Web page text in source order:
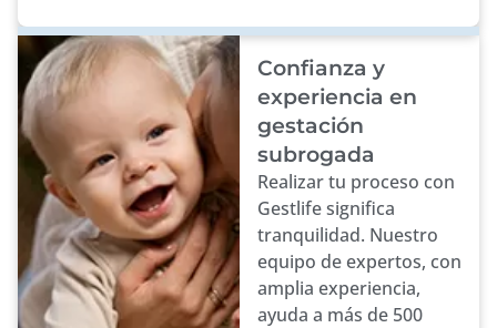
Confianza y
experiencia en
gestación
subrogada
Realizar tu proceso con
Gestlife significa
tranquilidad. Nuestro
equipo de expertos, con
amplia experiencia,
ayuda a más de 500